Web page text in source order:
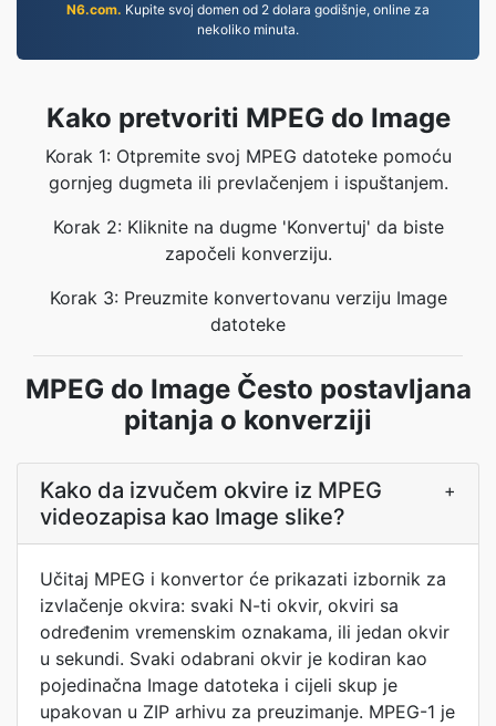
N6.com. Kupite svoj domen od 2 dolara godišnje, online za
nekoliko minuta.
Kako pretvoriti MPEG do Image
Korak 1: Otpremite svoj MPEG datoteke pomoću
gornjeg dugmeta ili prevlačenjem i ispuštanjem.
Korak 2: Kliknite na dugme 'Konvertuj' da biste
započeli konverziju.
Korak 3: Preuzmite konvertovanu verziju Image
datoteke
MPEG do Image Često postavljana
pitanja o konverziji
Kako da izvučem okvire iz MPEG
videozapisa kao Image slike?
+
Učitaj MPEG i konvertor će prikazati izbornik za
izvlačenje okvira: svaki N-ti okvir, okviri sa
određenim vremenskim oznakama, ili jedan okvir
u sekundi. Svaki odabrani okvir je kodiran kao
pojedinačna Image datoteka i cijeli skup je
upakovan u ZIP arhivu za preuzimanje. MPEG-1 je